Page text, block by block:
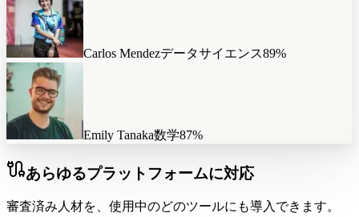
Carlos Mendezデータサイエンス89%
Emily Tanaka数学87%
あらゆるプラットフォームに対応
審査済み人材を、使用中のどのツールにも導入できます。